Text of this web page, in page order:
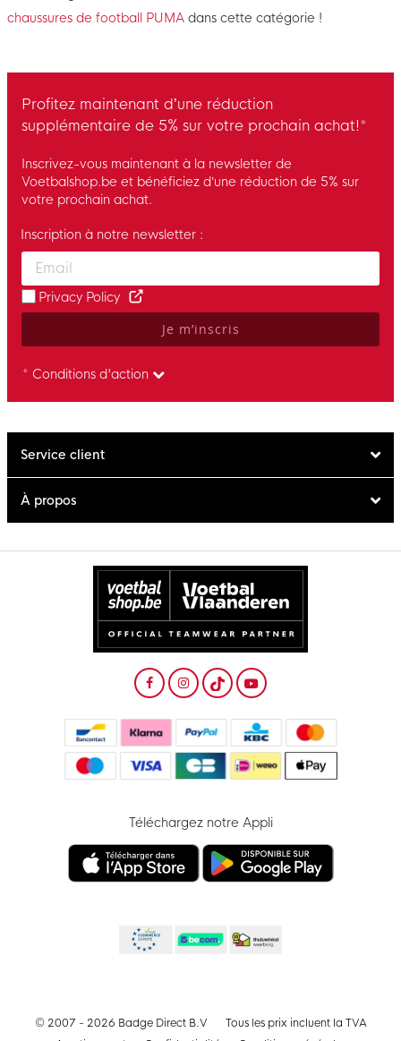
chaussures de football PUMA dans cette catégorie !
Profitez maintenant d’une réduction
supplémentaire de 5% sur votre prochain achat!*
Inscrivez-vous maintenant à la newsletter de
Voetbalshop.be et bénéficiez d’une réduction de 5% sur
votre prochain achat.
Enter your email and accept the privacy policy to subscribe to
Inscription à notre newsletter :
Privacy Policy
Je m’inscris
* Conditions d'action
Service client
À propos
Téléchargez notre Appli
© 2007 - 2026 Badge Direct B.V
Tous les prix incluent la TVA